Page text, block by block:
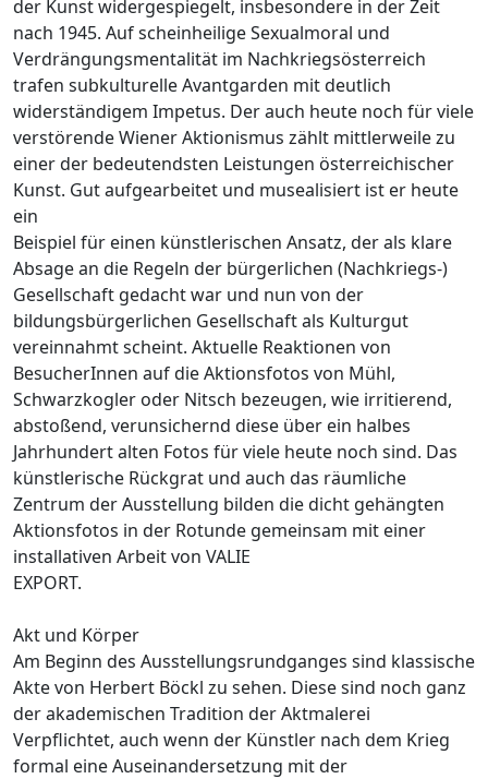
der Kunst widergespiegelt, insbesondere in der Zeit
nach 1945. Auf scheinheilige Sexualmoral und
Verdrängungsmentalität im Nachkriegsösterreich
trafen subkulturelle Avantgarden mit deutlich
widerständigem Impetus. Der auch heute noch für viele
verstörende Wiener Aktionismus zählt mittlerweile zu
einer der bedeutendsten Leistungen österreichischer
Kunst. Gut aufgearbeitet und musealisiert ist er heute
ein
Beispiel für einen künstlerischen Ansatz, der als klare
Absage an die Regeln der bürgerlichen (Nachkriegs-)
Gesellschaft gedacht war und nun von der
bildungsbürgerlichen Gesellschaft als Kulturgut
vereinnahmt scheint. Aktuelle Reaktionen von
BesucherInnen auf die Aktionsfotos von Mühl,
Schwarzkogler oder Nitsch bezeugen, wie irritierend,
abstoßend, verunsichernd diese über ein halbes
Jahrhundert alten Fotos für viele heute noch sind. Das
künstlerische Rückgrat und auch das räumliche
Zentrum der Ausstellung bilden die dicht gehängten
Aktionsfotos in der Rotunde gemeinsam mit einer
installativen Arbeit von VALIE
EXPORT.
Akt und Körper
Am Beginn des Ausstellungsrundganges sind klassische
Akte von Herbert Böckl zu sehen. Diese sind noch ganz
der akademischen Tradition der Aktmalerei
Verpflichtet, auch wenn der Künstler nach dem Krieg
formal eine Auseinandersetzung mit der